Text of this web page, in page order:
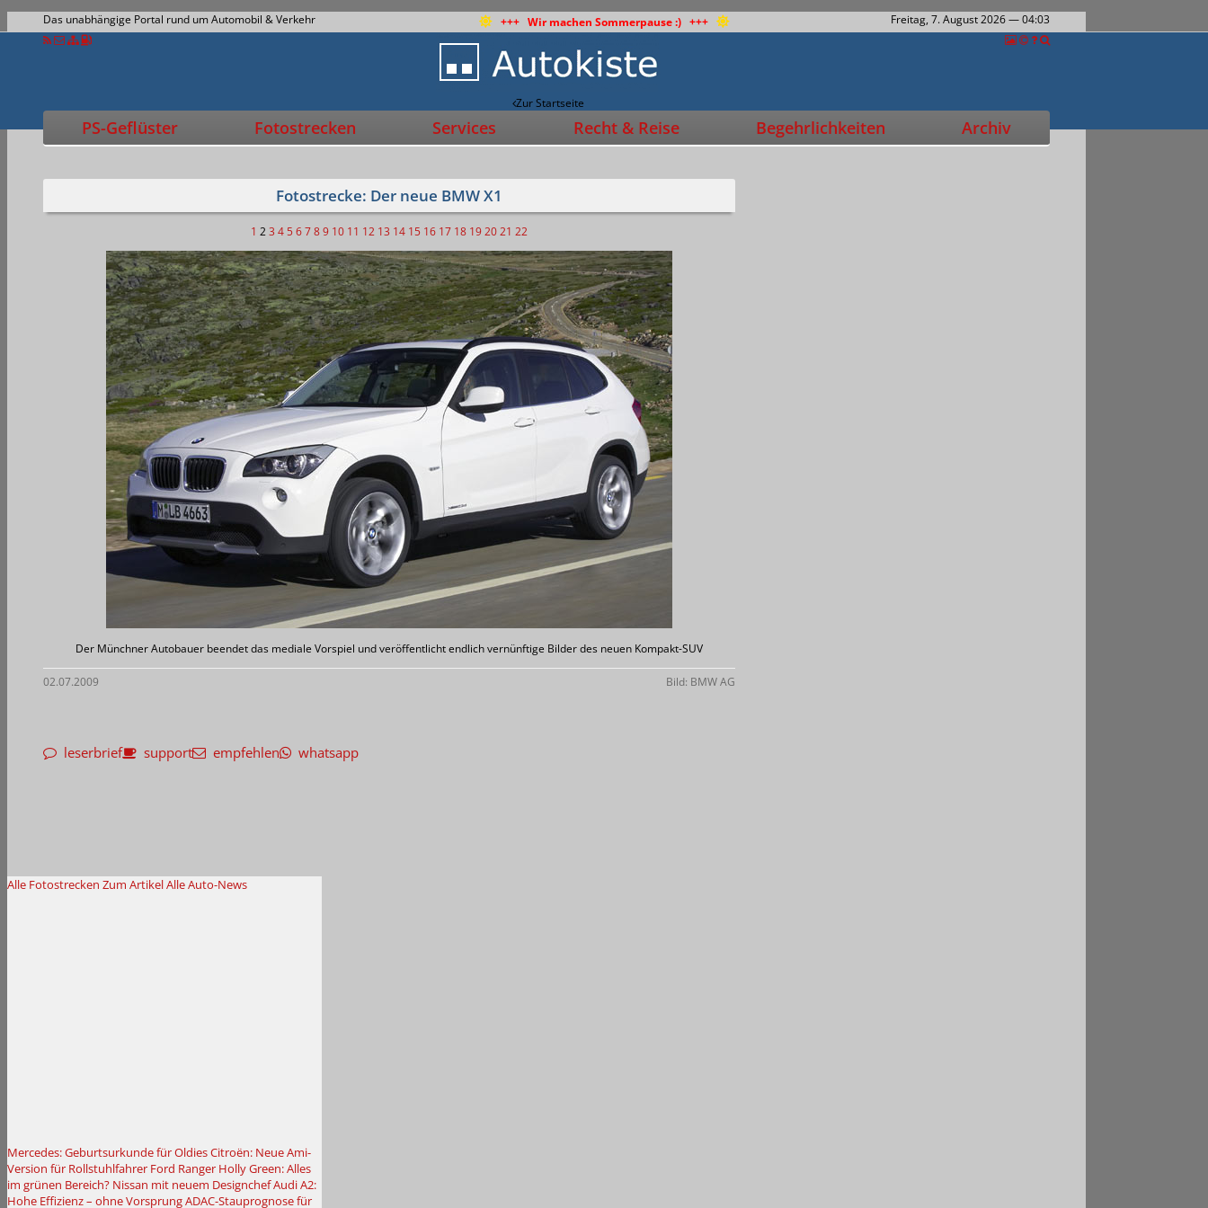
Das unabhängige Portal rund um Automobil & Verkehr +++ Wir machen Sommerpause :) +++ Freitag, 7. August 2026— 04:03
Zur Startseite
PS-Geflüster Fotostrecken Services Recht & Reise Begehrlichkeiten Archiv
Fotostrecke: Der neue BMW X1
1 23 4 56789 10 11 12 13 14 15 16 17 18 192021 22
Der Münchner Autobauer beendet das mediale Vorspiel und veröffentlicht endlich vernünftige Bilder des neuen Kompakt-SUV
02.07.2009 Bild: BMW AG
leserbrief support empfehlen whatsapp
Alle Fotostrecken Zum ArtikelAlle Auto-News
Mercedes: Geburtsurkunde für OldiesCitroën: Neue Ami-
Version für Rollstuhlfahrer Ford Ranger Holly Green: Alles
im grünen Bereich? Nissan mit neuem DesignchefAudi A2:
Hohe Effizienz – ohne VorsprungADAC-Stauprognose für